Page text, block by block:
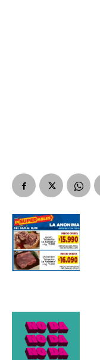
Nombre
Número de teléfono